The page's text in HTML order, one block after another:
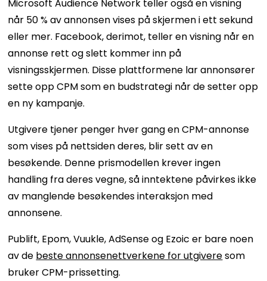
Microsoft Audience Network teller også en visning
når 50 % av annonsen vises på skjermen i ett sekund
eller mer. Facebook, derimot, teller en visning når en
annonse rett og slett kommer inn på
visningsskjermen. Disse plattformene lar annonsører
sette opp CPM som en budstrategi når de setter opp
en ny kampanje.
Utgivere tjener penger hver gang en CPM-annonse
som vises på nettsiden deres, blir sett av en
besøkende. Denne prismodellen krever ingen
handling fra deres vegne, så inntektene påvirkes ikke
av manglende besøkendes interaksjon med
annonsene.
Publift, Epom, Vuukle, AdSense og Ezoic er bare noen
av de beste annonsenettverkene for utgiveresom
bruker CPM-prissetting.